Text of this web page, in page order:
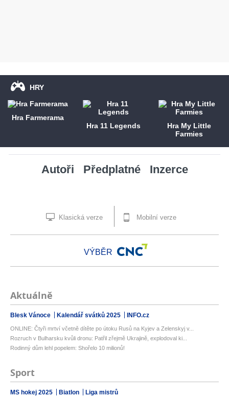
HRY
Hra Farmerama
Hra 11 Legends
Hra My Little
Farmies
Autoři Předplatné Inzerce
Klasická verze Mobilní verze
VÝBĚR
Aktuálně
Blesk Vánoce Kalendář svátků 2025 INFO.cz
ONLINE: Čtyři mrtví včetně dítěte po útoku Rusů na Kyjev a Zelenskyj v...
Rozruch v Bulharsku kvůli dronu: Patřil zřejmě Ukrajině, explodoval ki...
Rodinný dům lehl popelem: Shořelo 10 milionů!
Sport
MS hokej 2025 Biatlon Liga mistrů